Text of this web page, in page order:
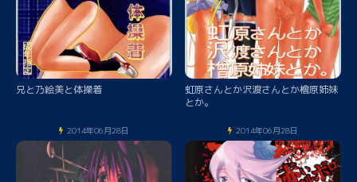
兄と乃絵美と体操着
虹原さんとか沢渡さんとか檜原姉妹
とか。
2014年06月28日 2014年06月28日